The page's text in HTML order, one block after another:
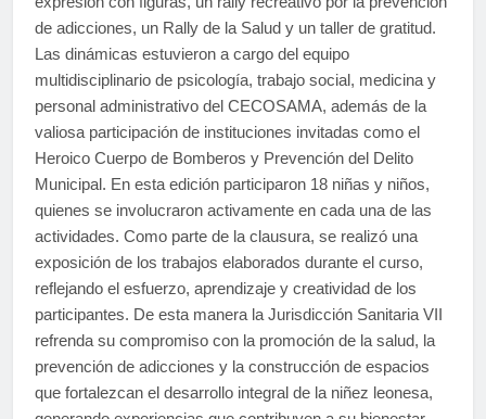
de adicciones, un Rally de la Salud y un taller de gratitud.
Las dinámicas estuvieron a cargo del equipo
multidisciplinario de psicología, trabajo social, medicina y
personal administrativo del CECOSAMA, además de la
valiosa participación de instituciones invitadas como el
Heroico Cuerpo de Bomberos y Prevención del Delito
Municipal. En esta edición participaron 18 niñas y niños,
quienes se involucraron activamente en cada una de las
actividades. Como parte de la clausura, se realizó una
exposición de los trabajos elaborados durante el curso,
reflejando el esfuerzo, aprendizaje y creatividad de los
participantes. De esta manera la Jurisdicción Sanitaria VII
refrenda su compromiso con la promoción de la salud, la
prevención de adicciones y la construcción de espacios
que fortalezcan el desarrollo integral de la niñez leonesa,